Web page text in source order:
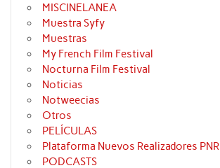
MISCINELANEA
Muestra Syfy
Muestras
My French Film Festival
Nocturna Film Festival
Noticias
Notweecias
Otros
PELÍCULAS
Plataforma Nuevos Realizadores PNR
PODCASTS